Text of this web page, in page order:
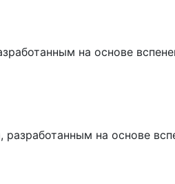
на основе
на основе